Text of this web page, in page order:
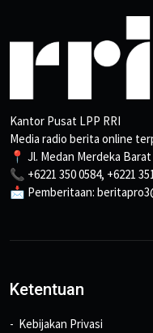
Kantor Pusat LPP RRI
Media radio berita online
📍 Jl. Medan Merdeka
📞 +6221 350 0584, +6221
📩 Pemberitaan:
Ketentuan
Kebijakan Privasi